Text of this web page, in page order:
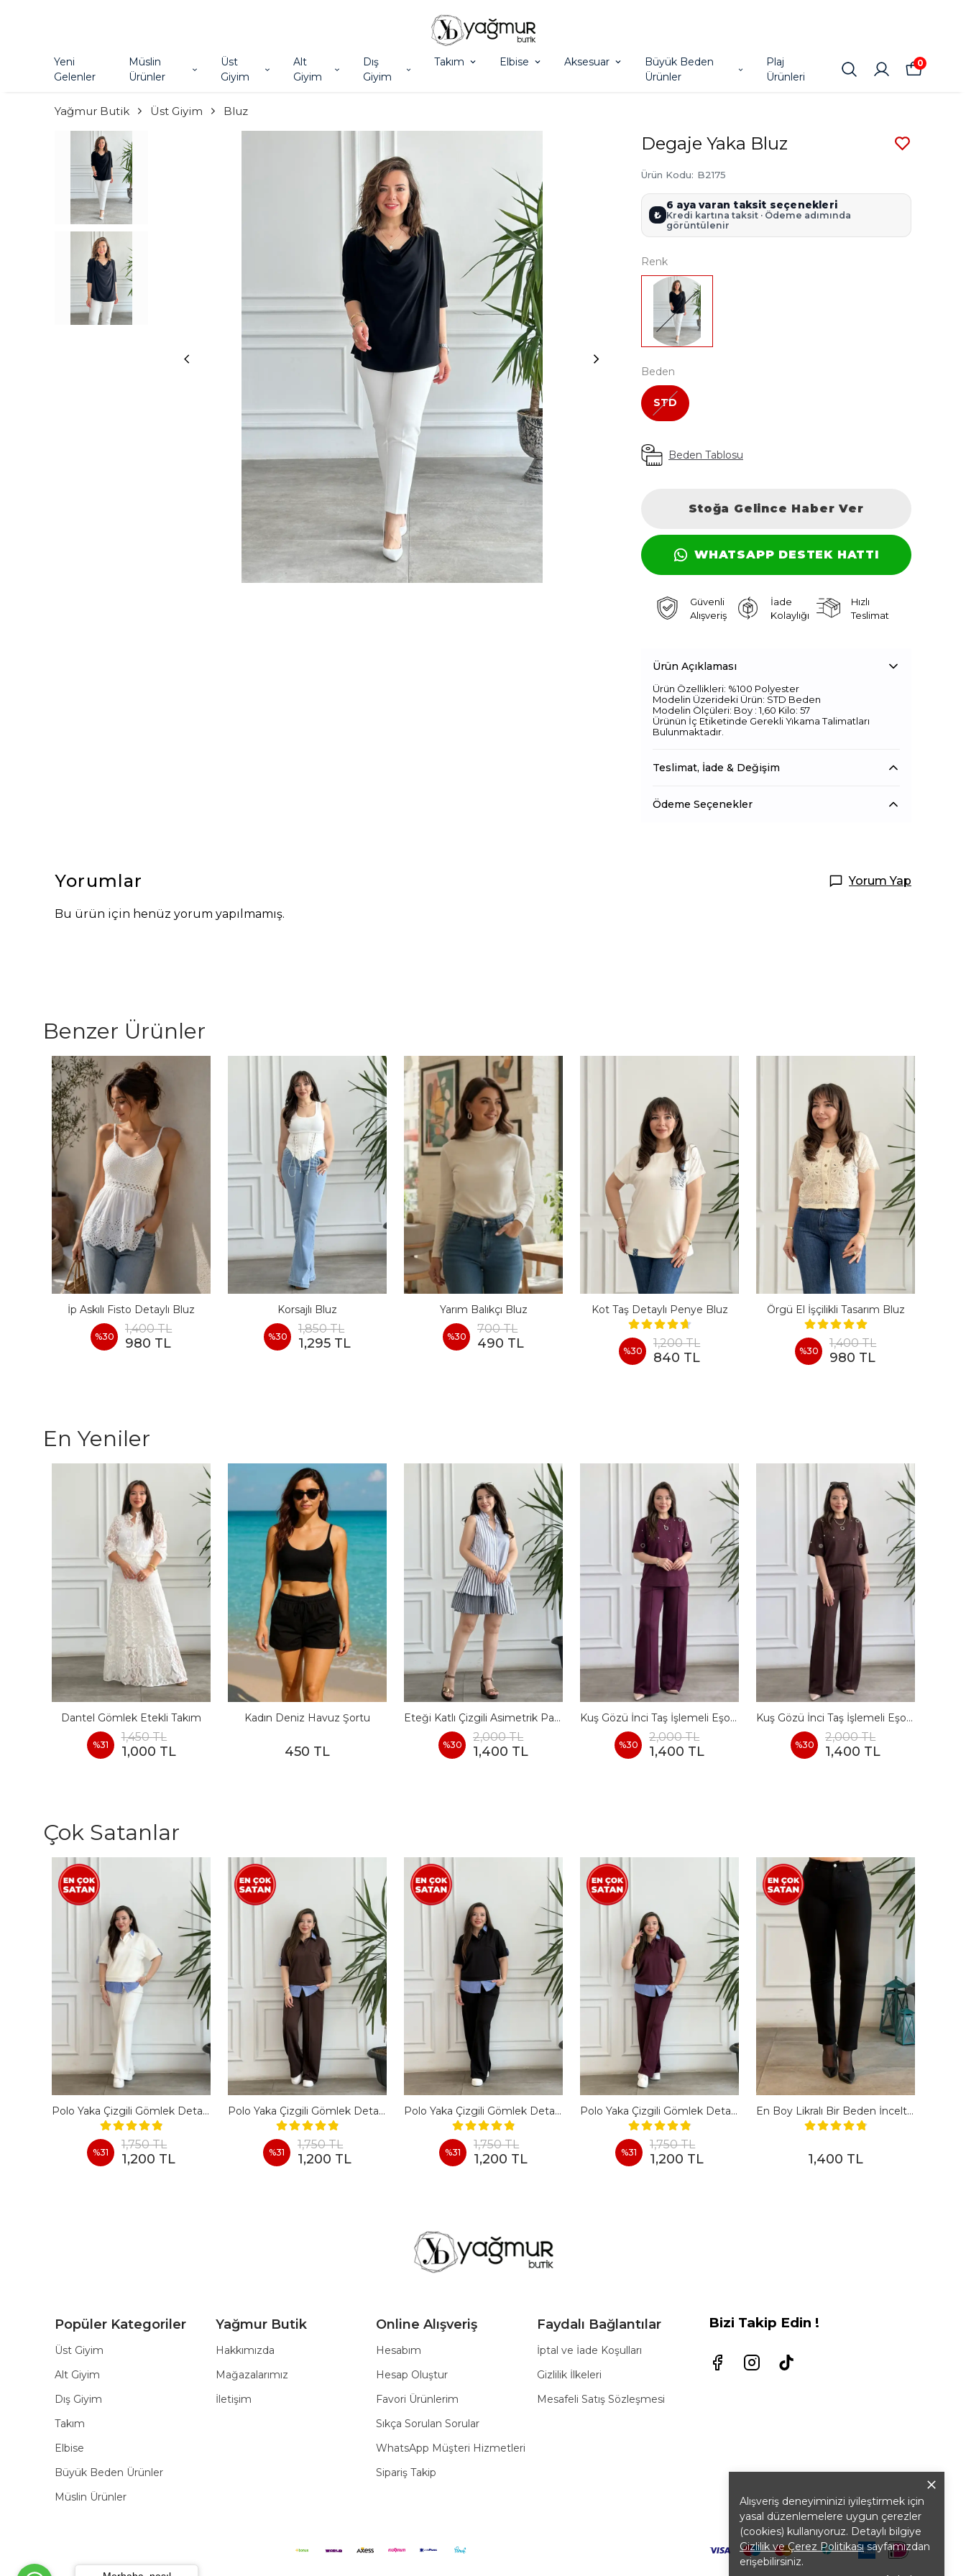
Yeni
Gelenler
Müslin
Ürünler
Üst
Giyim
Alt
Giyim
Dış
Giyim
Takım Elbise Aksesuar
Büyük Beden
Ürünler
Plaj
Ürünleri
0
Alışveriş deneyiminizi iyileştirmek için
yasal düzenlemelere uygun çerezler
(cookies) kullanıyoruz. Detaylı bilgiye
Gizlilik ve Çerez Politikasısayfamızdan
erişebilirsiniz.
Yağmur Butik Üst Giyim Bluz
Degaje Yaka Bluz
Ürün Kodu: B2175
₺
6 aya varan taksit seçenekleri
Kredi kartına taksit · Ödeme adımında
görüntülenir
Renk
Beden
STD
Beden Tablosu
Stoğa Gelince Haber Ver
WHATSAPP DESTEK HATTI
Güvenli
Alışveriş
İade
Kolaylığı
Hızlı
Teslimat
Ürün Açıklaması
Ürün Özellikleri: %100 Polyester
Modelin Üzerideki Ürün: STD Beden
Modelin Ölçüleri: Boy : 1,60 Kilo: 57
Ürünün İç Etiketinde Gerekli Yıkama Talimatları
Bulunmaktadır.
Teslimat, İade & Değişim
Ödeme Seçenekler
Yorumlar Yorum Yap
Bu ürün için henüz yorum yapılmamış.
Benzer Ürünler
İp Askılı Fisto Detaylı Bluz
%30
1,400 TL
980 TL
Korsajlı Bluz
%30
1,850 TL
1,295 TL
Yarım Balıkçı Bluz
%30
700 TL
490 TL
Kot Taş Detaylı Penye Bluz
%30
1,200 TL
840 TL
Örgü El İşçilikli Tasarım Bluz
%30
1,400 TL
980 TL
En Yeniler
Dantel Gömlek Etekli Takım
%31
1,450 TL
1,000 TL
Kadın Deniz Havuz Şortu
450 TL
Eteği Katlı Çizgili Asimetrik Pamuk Elbise
%30
2,000 TL
1,400 TL
Kuş Gözü İnci Taş İşlemeli Eşofman Takımı - BORDO
%30
2,000 TL
1,400 TL
Kuş Gözü İnci Taş İşlemeli Eşofman Takımı - KAHVERENGI
%30
2,000 TL
1,400 TL
Çok Satanlar
Polo Yaka Çizgili Gömlek Detaylı Kısa Kollu Takım - BEYAZ
%31
1,750 TL
1,200 TL
Polo Yaka Çizgili Gömlek Detaylı Kısa Kollu Takım - KAHVERENGI
%31
1,750 TL
1,200 TL
Polo Yaka Çizgili Gömlek Detaylı Kısa Kollu Takım - SIYAH
%31
1,750 TL
1,200 TL
Polo Yaka Çizgili Gömlek Detaylı Kısa Kollu Takım - BORDO
%31
1,750 TL
1,200 TL
En Boy Likralı Bir Beden İncelten Pantolon - SIYAH
1,400 TL
Popüler Kategoriler
Üst Giyim
Alt Giyim
Dış Giyim
Takım
Elbise
Büyük Beden Ürünler
Müslin Ürünler
Yağmur Butik
Hakkımızda
Mağazalarımız
İletişim
Online Alışveriş
Hesabım
Hesap Oluştur
Favori Ürünlerim
Sıkça Sorulan Sorular
WhatsApp Müşteri Hizmetleri
Sipariş Takip
Faydalı Bağlantılar
İptal ve İade Koşulları
Gizlilik İlkeleri
Mesafeli Satış Sözleşmesi
Bizi Takip Edin !